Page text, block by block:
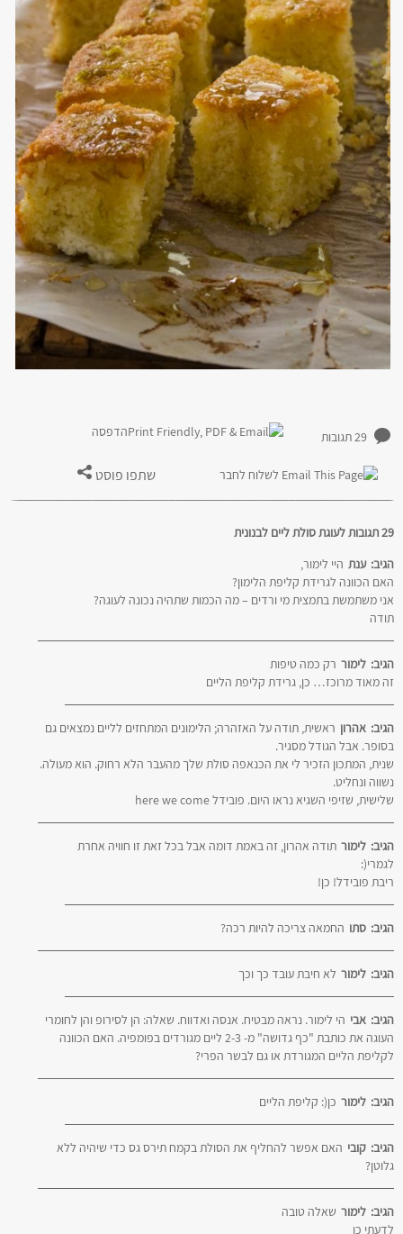
29 תגובות הדפסה
לשלוח לחבר שתפו פוסט
29 תגובות לעוגת סולת ליים לבנונית
ענת הגיב:
היי לימור,
האם הכוונה לגרידת קליפת הלימון?
אני משתמשת בתמצית מי ורדים – מה הכמות שתהיה נכונה לעוגה?
תודה
לימור הגיב:
רק כמה טיפות
זה מאוד מרוכז… כן, גרידת קליפת הליים
אהרון הגיב:
ראשית, תודה על האזהרה; הלימונים המתחזים לליים נמצאים גם
בסופר. אבל הגודל מסגיר.
שנית, המתכון הזכיר לי את הכנאפה סולת שלך מהעבר הלא רחוק. הוא מעולה.
נשווה ונחליט.
שלישית, שזיפי השגיא נראו היום. פובידל here we come
לימור הגיב:
תודה אהרון, זה באמת דומה אבל בכל זאת זו חוויה אחרת
לגמרי(:
ריבת פובידל! כן!
סתו הגיב: החמאה צריכה להיות רכה?
לימור הגיב: לא חיבת עובד כך וכך
אבי הגיב:
הי לימור. נראה מבטיח. אנסה ואדווח. שאלה: הן לסירופ והן לחומרי
העוגה את כותבת "כף גדושה" מ- 2-3 ליים מגורדים בפומפיה. האם הכוונה
לקליפת הליים המגורדת או גם לבשר הפרי?
לימור הגיב: כן(: קליפת הליים
קובי הגיב:
האם אפשר להחליף את הסולת בקמח תירס גס כדי שיהיה ללא
גלוטן?
לימור הגיב:
שאלה טובה
לדעתי כן